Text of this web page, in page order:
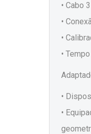
• Cabo
•
•
•
•
•